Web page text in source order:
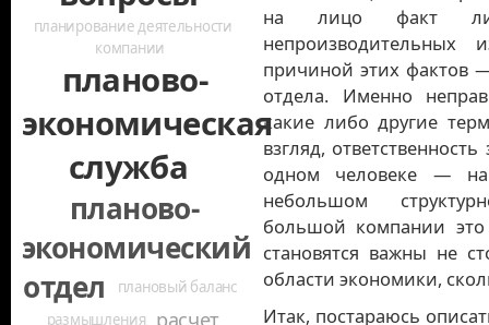
на лицо факт
непроизводительных
причиной этих фактов
отдела. Именно
какие либо другие
взгляд,
одном человеке —
небольшом
большой компании
становятся важны не
области экономики,
Итак, постараюсь
планирование деятельности
компании
планово-
экономическая
служба
планово-
экономический
отдел
плановый баланс
размышления
расчет